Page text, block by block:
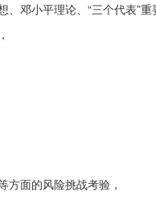
邓小平理论、“三个代表”重
方面的风险挑战考验，